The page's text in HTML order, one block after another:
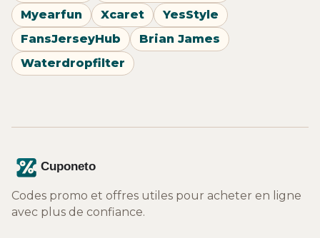
Myearfun
Xcaret
YesStyle
FansJerseyHub
Brian James
Waterdropfilter
Codes promo et offres utiles pour acheter en ligne
avec plus de confiance.